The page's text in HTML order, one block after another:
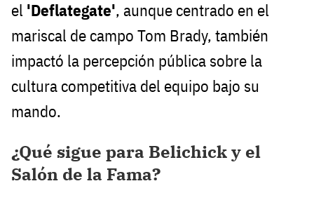
el 'Deflategate', aunque centrado en el
mariscal de campo Tom Brady, también
impactó la percepción pública sobre la
cultura competitiva del equipo bajo su
mando.
¿Qué sigue para Belichick y el
Salón de la Fama?